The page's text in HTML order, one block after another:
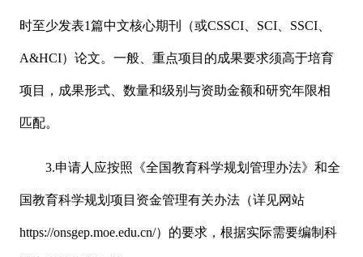
时至少发表1篇中文核心期刊（或CSSCI、SCI、SSCI、
A&HCI）论文。一般、重点项目的成果要求须高于培育
项目，成果形式、数量和级别与资助金额和研究年限相
匹配。
3.申请人应按照《全国教育科学规划管理办法》和全
国教育科学规划项目资金管理有关办法（详见网站
https://onsgep.moe.edu.cn/）的要求，根据实际需要编制科